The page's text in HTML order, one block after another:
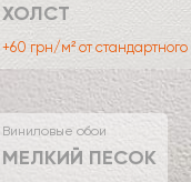
ХОЛСТ
+60 грн/м² от стандартного
Виниловые обои
МЕЛКИЙ ПЕСОК